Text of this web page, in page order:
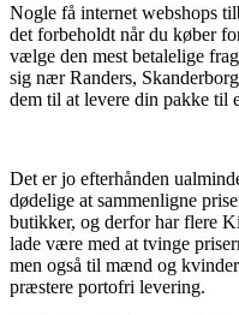
Nogle få internet webshops
det forbeholdt når du køber
vælge den mest betalelige
sig nær Randers,
dem til at levere din pakke til
Det er jo efterhånden
dødelige at sammenligne
butikker, og derfor har flere
lade være med at tvinge
men også til mænd og
præstere portofri levering.